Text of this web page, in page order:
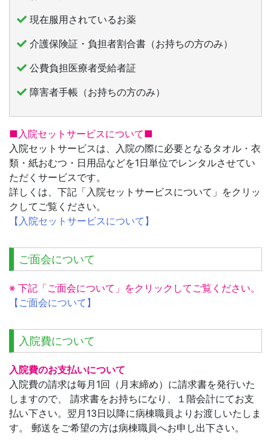
現在服用されているお薬
介護保険証・負担者割合書（お持ちの方のみ）
公費負担医療者受給者証
障害者手帳（お持ちの方のみ）
■入院セットサービスについて■
入院セットサービスは、入院の際に必要となるタオル・衣
類・紙おむつ・日用品などを1日単位でレンタルさせてい
ただくサービスです。
詳しくは、下記「入院セットサービスについて」をクリッ
クしてご覧ください。
【入院セットサービスについて】
ご面会について
※ 下記「ご面会について」をクリックしてご覧ください。
【ご面会について】
入院費について
入院費のお支払いについて
入院費の請求は毎月1回（月末締め）に請求書を発行いた
しますので、 請求書をお持ちになり、１階会計にてお支
払い下さい。翌月13日以降に病棟職員よりお渡しいたしま
す。 郵送をご希望の方は病棟職員へお申し出下さい。